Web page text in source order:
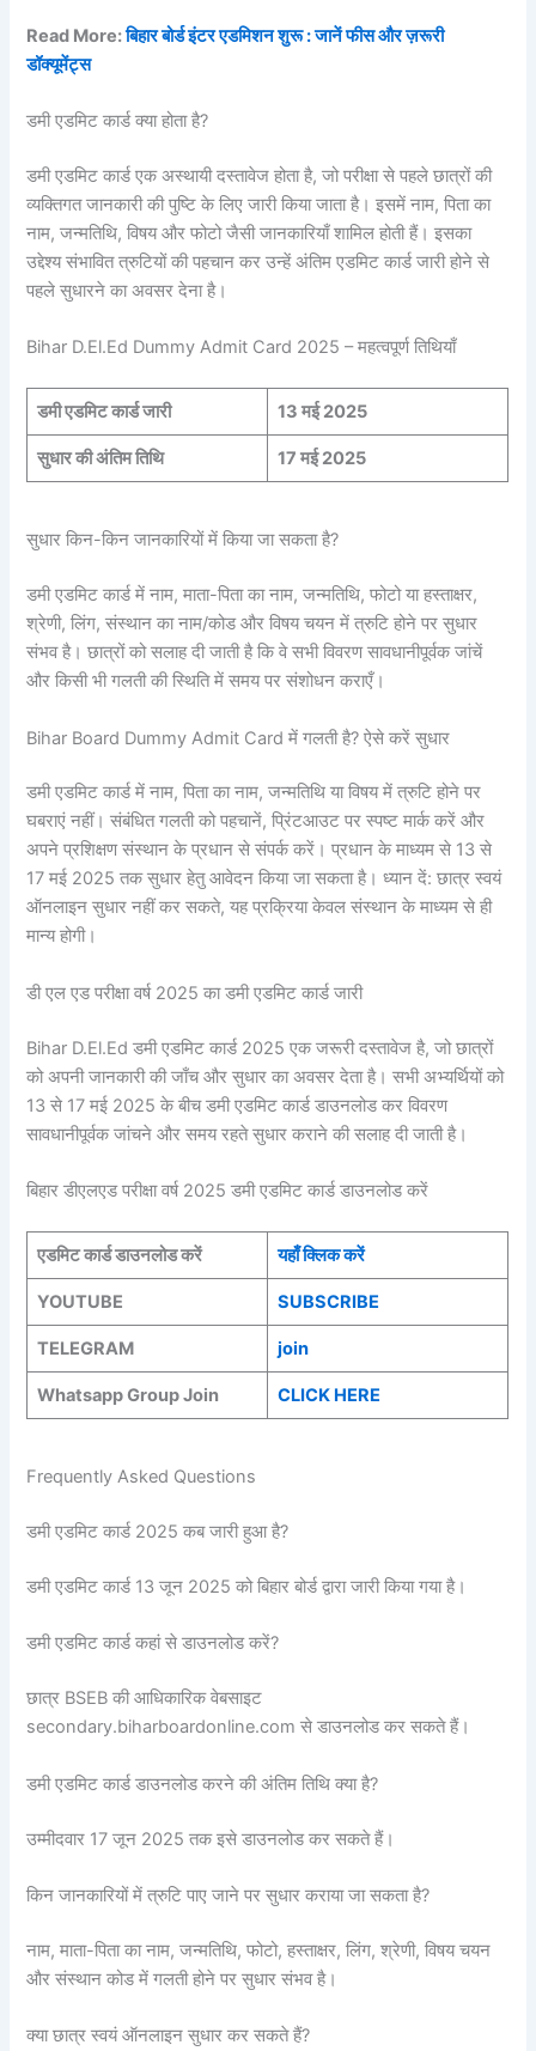
Read More:बिहार बोर्ड इंटर एडमिशन शुरू : जानें फीस और ज़रूरी
डॉक्यूमेंट्स
डमी एडमिट कार्ड क्या होता है?
डमी एडमिट कार्ड एक अस्थायी दस्तावेज होता है, जो परीक्षा से पहले छात्रों की
व्यक्तिगत जानकारी की पुष्टि के लिए जारी किया जाता है। इसमें नाम, पिता का
नाम, जन्मतिथि, विषय और फोटो जैसी जानकारियाँ शामिल होती हैं। इसका
उद्देश्य संभावित त्रुटियों की पहचान कर उन्हें अंतिम एडमिट कार्ड जारी होने से
पहले सुधारने का अवसर देना है।
Bihar D.El.Ed Dummy Admit Card 2025 – महत्वपूर्ण तिथियाँ
डमी एडमिट कार्ड जारी 13 मई 2025
सुधार की अंतिम तिथि 17 मई 2025
सुधार किन-किन जानकारियों में किया जा सकता है?
डमी एडमिट कार्ड में नाम, माता-पिता का नाम, जन्मतिथि, फोटो या हस्ताक्षर,
श्रेणी, लिंग, संस्थान का नाम/कोड और विषय चयन में त्रुटि होने पर सुधार
संभव है। छात्रों को सलाह दी जाती है कि वे सभी विवरण सावधानीपूर्वक जांचें
और किसी भी गलती की स्थिति में समय पर संशोधन कराएँ।
Bihar Board Dummy Admit Card में गलती है? ऐसे करें सुधार
डमी एडमिट कार्ड में नाम, पिता का नाम, जन्मतिथि या विषय में त्रुटि होने पर
घबराएं नहीं। संबंधित गलती को पहचानें, प्रिंटआउट पर स्पष्ट मार्क करें और
अपने प्रशिक्षण संस्थान के प्रधान से संपर्क करें। प्रधान के माध्यम से 13 से
17 मई 2025 तक सुधार हेतु आवेदन किया जा सकता है। ध्यान दें: छात्र स्वयं
ऑनलाइन सुधार नहीं कर सकते, यह प्रक्रिया केवल संस्थान के माध्यम से ही
मान्य होगी।
डी एल एड परीक्षा वर्ष 2025 का डमी एडमिट कार्ड जारी
Bihar D.El.Ed डमी एडमिट कार्ड 2025 एक जरूरी दस्तावेज है, जो छात्रों
को अपनी जानकारी की जाँच और सुधार का अवसर देता है। सभी अभ्यर्थियों को
13 से 17 मई 2025 के बीच डमी एडमिट कार्ड डाउनलोड कर विवरण
सावधानीपूर्वक जांचने और समय रहते सुधार कराने की सलाह दी जाती है।
बिहार डीएलएड परीक्षा वर्ष 2025 डमी एडमिट कार्ड डाउनलोड करें
एडमिट कार्ड डाउनलोड करें यहाँ क्लिक करें
YOUTUBE SUBSCRIBE
TELEGRAM join
Whatsapp Group Join CLICK HERE
Frequently Asked Questions
डमी एडमिट कार्ड 2025 कब जारी हुआ है?
डमी एडमिट कार्ड 13 जून 2025 को बिहार बोर्ड द्वारा जारी किया गया है।
डमी एडमिट कार्ड कहां से डाउनलोड करें?
छात्र BSEB की आधिकारिक वेबसाइट
secondary.biharboardonline.com से डाउनलोड कर सकते हैं।
डमी एडमिट कार्ड डाउनलोड करने की अंतिम तिथि क्या है?
उम्मीदवार 17 जून 2025 तक इसे डाउनलोड कर सकते हैं।
किन जानकारियों में त्रुटि पाए जाने पर सुधार कराया जा सकता है?
नाम, माता-पिता का नाम, जन्मतिथि, फोटो, हस्ताक्षर, लिंग, श्रेणी, विषय चयन
और संस्थान कोड में गलती होने पर सुधार संभव है।
क्या छात्र स्वयं ऑनलाइन सुधार कर सकते हैं?